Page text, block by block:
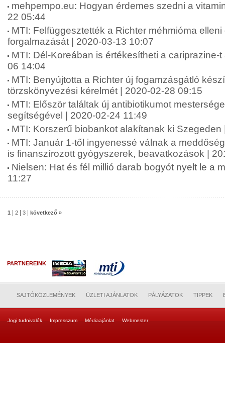
mehpempo.eu: Hogyan érdemes szedni a
22 05:44
MTI: Felfüggesztették a Richter méhmióma
forgalmazását | 2020-03-13 10:07
MTI: Dél-Koreában is értékesítheti a cariprazine-
06 14:04
MTI: Benyújtotta a Richter új fogamzásgátló
törzskönyvezési kérelmét | 2020-02-28 09:15
MTI: Először találtak új antibiotikumot
segítségével | 2020-02-24 11:49
MTI: Korszerű biobankot alakítanak ki
MTI: Január 1-től ingyenessé válnak a
is finanszírozott gyógyszerek, beavatkozások |
Nielsen: Hat és fél millió darab bogyót nyelt le a
11:27
1 2 3 következő »
PARTNEREINK
SAJTÓKÖZLEMÉNYEK ÜZLETI AJÁNLATOK PÁLYÁZATOK TIPPEK
Jogi tudnivalók Impresszum Médiaajánlat Webmester